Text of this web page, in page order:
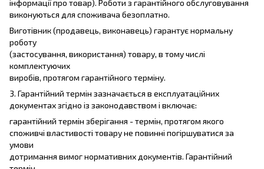
інформації про товар). Роботи з гарантійного обслуговування
виконуються для споживача безоплатно.
Виготівник (продавець, виконавець) гарантує нормальну
роботу
(застосування, використання) товару, в тому числі
комплектуючих
виробів, протягом гарантійного терміну.
3. Гарантійний термін зазначається в експлуатаційних
документах згідно із законодавством і включає:
гарантійний термін зберігання - термін, протягом якого
споживчі властивості товару не повинні погіршуватися за
умови
дотримання вимог нормативних документів. Гарантійний